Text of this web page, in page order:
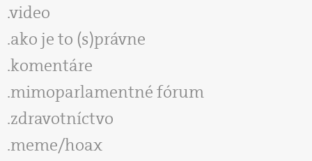
video
ako je to (s)právne
komentáre
mimoparlamentné fórum
zdravotníctvo
meme/hoax